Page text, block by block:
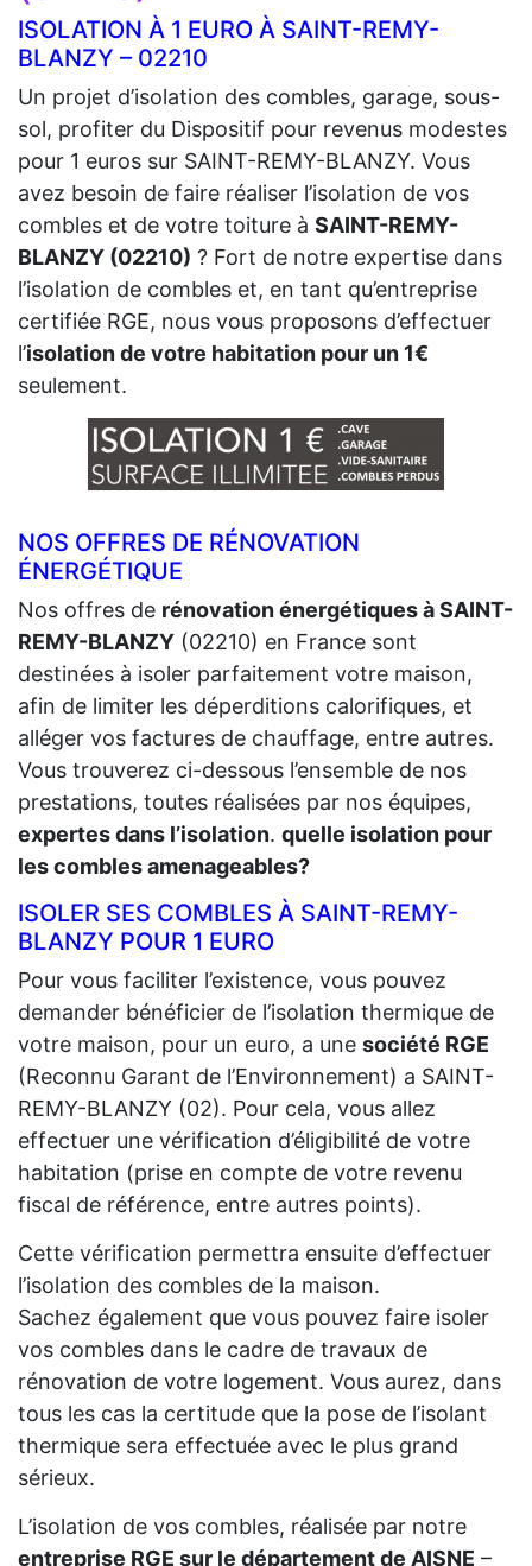
ISOLATION À 1 EURO À SAINT-REMY-
BLANZY – 02210
Un projet d’isolation des combles, garage, sous-
sol, profiter du Dispositif pour revenus modestes
pour 1 euros sur SAINT-REMY-BLANZY. Vous
avez besoin de faire réaliser l’isolation de vos
combles et de votre toiture à SAINT-REMY-
BLANZY (02210) ? Fort de notre expertise dans
l’isolation de combles et, en tant qu’entreprise
certifiée RGE, nous vous proposons d’effectuer
l’isolation de votre habitation pour un 1€
seulement.
NOS OFFRES DE RÉNOVATION
ÉNERGÉTIQUE
Nos offres de rénovation énergétiques à SAINT-
REMY-BLANZY (02210) en France sont
destinées à isoler parfaitement votre maison,
afin de limiter les déperditions calorifiques, et
alléger vos factures de chauffage, entre autres.
Vous trouverez ci-dessous l’ensemble de nos
prestations, toutes réalisées par nos équipes,
expertes dans l’isolation. quelle isolation pour
les combles amenageables?
ISOLER SES COMBLES À SAINT-REMY-
BLANZY POUR 1 EURO
Pour vous faciliter l’existence, vous pouvez
demander bénéficier de l’isolation thermique de
votre maison, pour un euro, a une société RGE
(Reconnu Garant de l’Environnement) a SAINT-
REMY-BLANZY (02). Pour cela, vous allez
effectuer une vérification d’éligibilité de votre
habitation (prise en compte de votre revenu
fiscal de référence, entre autres points).
Cette vérification permettra ensuite d’effectuer
l’isolation des combles de la maison.
Sachez également que vous pouvez faire isoler
vos combles dans le cadre de travaux de
rénovation de votre logement. Vous aurez, dans
tous les cas la certitude que la pose de l’isolant
thermique sera effectuée avec le plus grand
sérieux.
L’isolation de vos combles, réalisée par notre
entreprise RGE sur le département de AISNE –